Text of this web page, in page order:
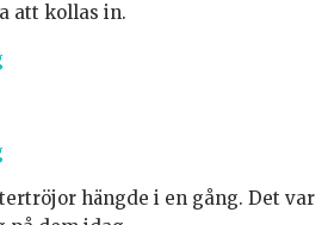
att kollas in.
hängde i en gång. Det var